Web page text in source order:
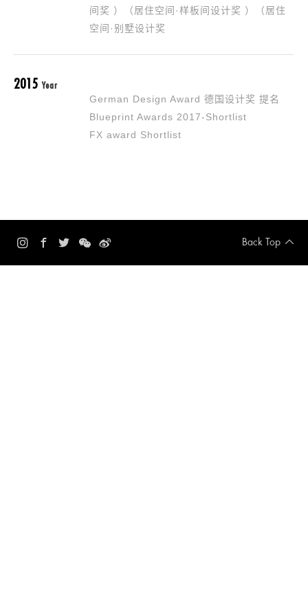
间奖 ）（居住空间·样板间设计奖 ）（居住
空间·别墅设计奖
2015 Year
German Design Award 德国设计奖 提名
Blueprint Awards 2017-Shortlist
FX award Shortlist
Back Top